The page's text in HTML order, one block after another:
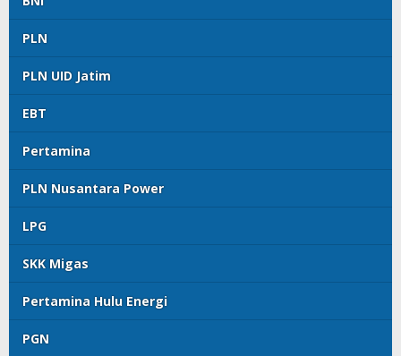
PLN
PLN UID Jatim
EBT
Pertamina
PLN Nusantara Power
LPG
SKK Migas
Pertamina Hulu Energi
PGN